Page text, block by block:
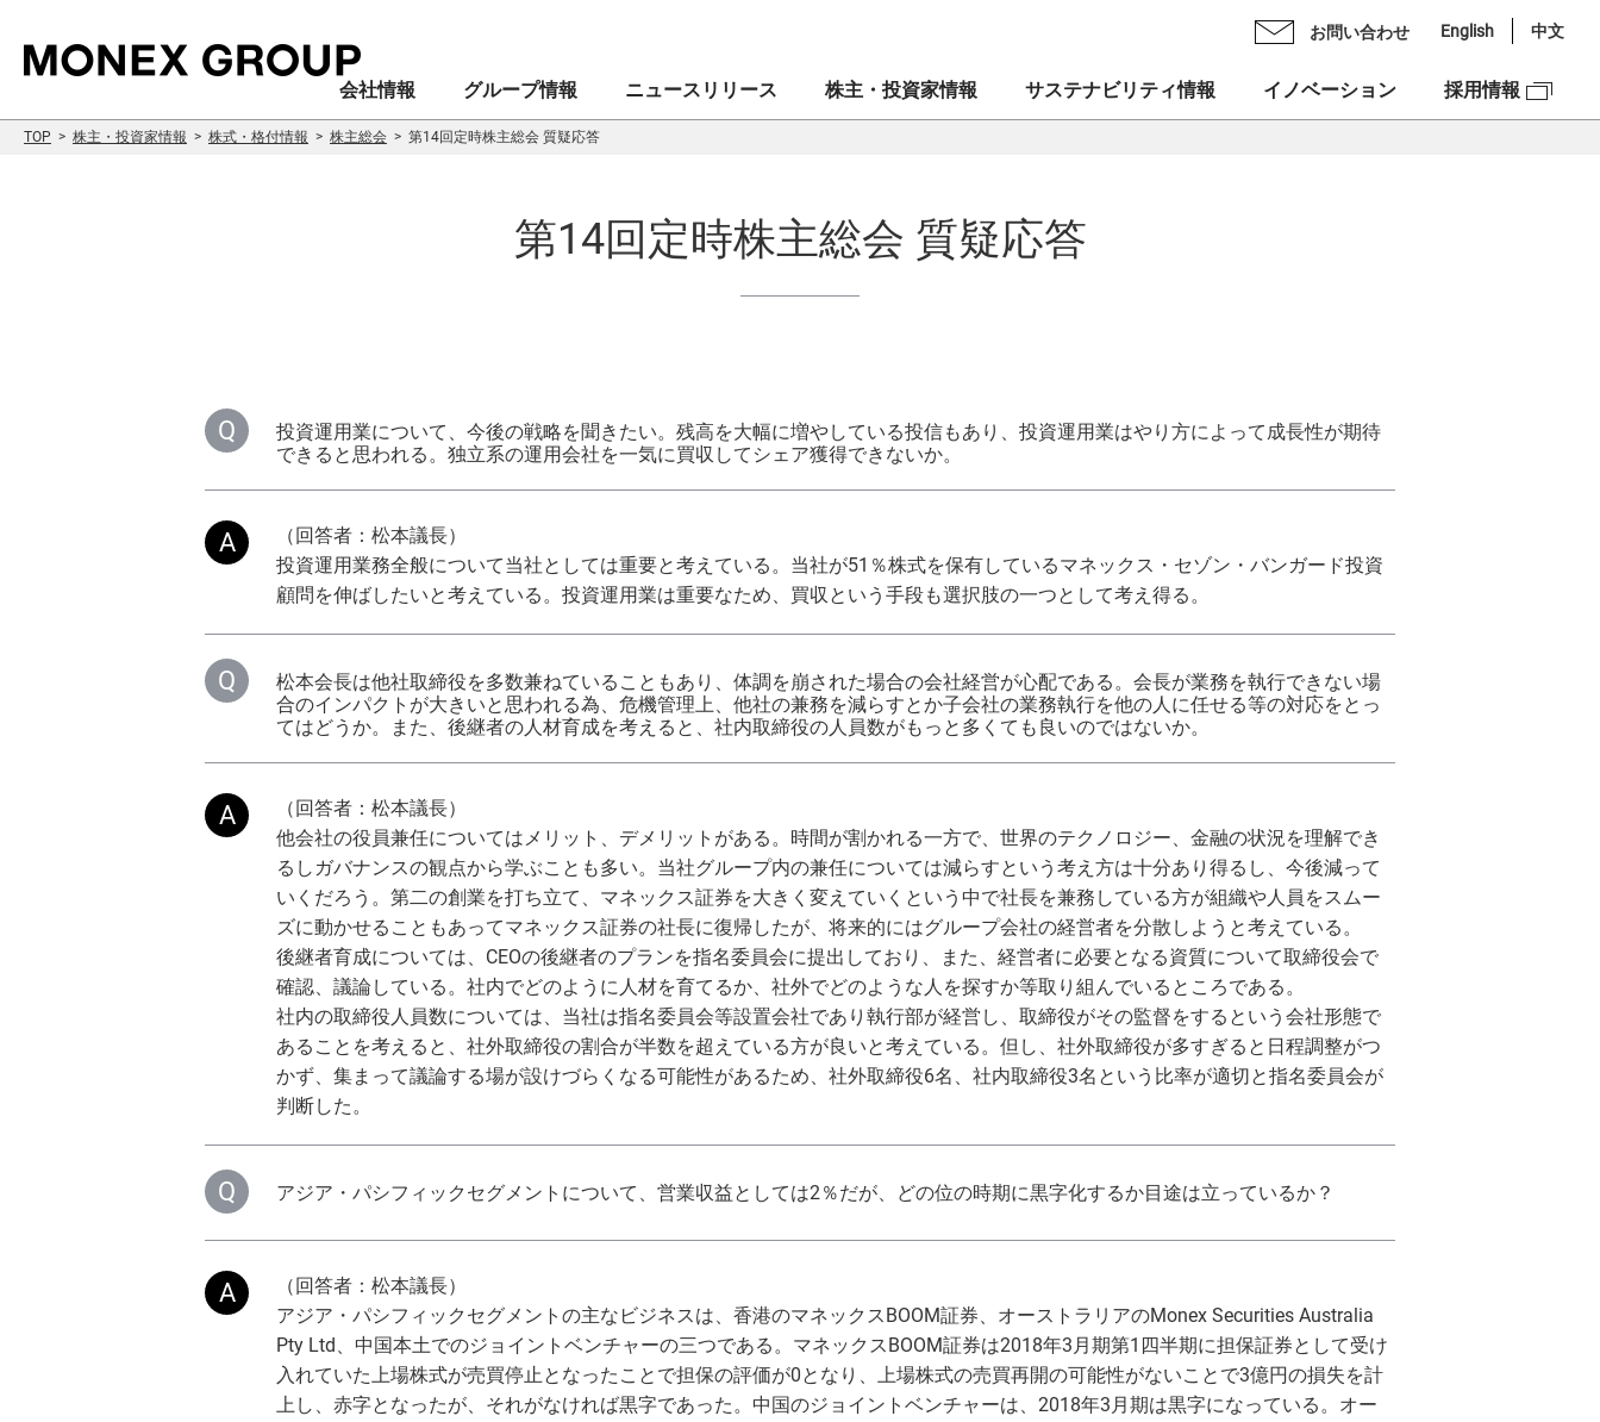
TOP 株主・投資家情報 株式・格付情報 株主総会 第14回定時株主総会 質疑応答
第14回定時株主総会 質疑応答
投資運用業について、今後の戦略を聞きたい。残高を大幅に増やしている投信もあり、投資運用業はやり方によって成長性が期待
できると思われる。独立系の運用会社を一気に買収してシェア獲得できないか。
（回答者：松本議長）
投資運用業務全般について当社としては重要と考えている。当社が51％株式を保有しているマネックス・セゾン・バンガード投資
顧問を伸ばしたいと考えている。投資運用業は重要なため、買収という手段も選択肢の一つとして考え得る。
松本会長は他社取締役を多数兼ねていることもあり、体調を崩された場合の会社経営が心配である。会長が業務を執行できない場
合のインパクトが大きいと思われる為、危機管理上、他社の兼務を減らすとか子会社の業務執行を他の人に任せる等の対応をとっ
てはどうか。また、後継者の人材育成を考えると、社内取締役の人員数がもっと多くても良いのではないか。
（回答者：松本議長）
他会社の役員兼任についてはメリット、デメリットがある。時間が割かれる一方で、世界のテクノロジー、金融の状況を理解でき
るしガバナンスの観点から学ぶことも多い。当社グループ内の兼任については減らすという考え方は十分あり得るし、今後減って
いくだろう。第二の創業を打ち立て、マネックス証券を大きく変えていくという中で社長を兼務している方が組織や人員をスムー
ズに動かせることもあってマネックス証券の社長に復帰したが、将来的にはグループ会社の経営者を分散しようと考えている。
後継者育成については、CEOの後継者のプランを指名委員会に提出しており、また、経営者に必要となる資質について取締役会で
確認、議論している。社内でどのように人材を育てるか、社外でどのような人を探すか等取り組んでいるところである。
社内の取締役人員数については、当社は指名委員会等設置会社であり執行部が経営し、取締役がその監督をするという会社形態で
あることを考えると、社外取締役の割合が半数を超えている方が良いと考えている。但し、社外取締役が多すぎると日程調整がつ
かず、集まって議論する場が設けづらくなる可能性があるため、社外取締役6名、社内取締役3名という比率が適切と指名委員会が
判断した。
アジア・パシフィックセグメントについて、営業収益としては2％だが、どの位の時期に黒字化するか目途は立っているか？
（回答者：松本議長）
アジア・パシフィックセグメントの主なビジネスは、香港のマネックスBOOM証券、オーストラリアのMonex Securities Australia
Pty Ltd、中国本土でのジョイントベンチャーの三つである。マネックスBOOM証券は2018年3月期第1四半期に担保証券として受け
入れていた上場株式が売買停止となったことで担保の評価が0となり、上場株式の売買再開の可能性がないことで3億円の損失を計
上し、赤字となったが、それがなければ黒字であった。中国のジョイントベンチャーは、2018年3月期は黒字になっている。オー
English 中文
お問い合わせ
会社情報
ブランドシンボル 企業理念
ブランドステートメント ”MONEX”の由来
マネックスのあゆみ マネックスグループDEIフォーラム
詐欺等注意喚起
グループ情報
ドコモマネックスホールディングス株式会社
マネックスグループ株式会社
マネックス・アセットマネジメント株式会社
マネックスファイナンス株式会社 マネックスクリプトバンク株式会社
マネックスＳＰ信託株式会社 カタリスト投資顧問株式会社
ジーネックス株式会社 株式会社ヴィリング
マネックスPB株式会社 マネックスライフセトルメント株式会社
ニュースリリース 株主・投資家情報
株式・格付情報 IRスケジュール
よくあるご質問
サステナビリティ情報
⼈権
ガバナンス セキュリティ
イノベーション 資本市場での価値創造
顧客ユーザビリティ 環境
地域活性・社会貢献 GRI対照表
外部評価 ART IN THE OFFICE
マネックスグループの価値創造ストーリー
イノベーション 採用情報